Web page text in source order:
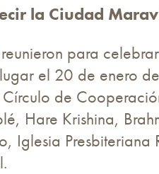
la Ciudad
para
el 20 de enero
de
Hare Krishina,
Iglesia